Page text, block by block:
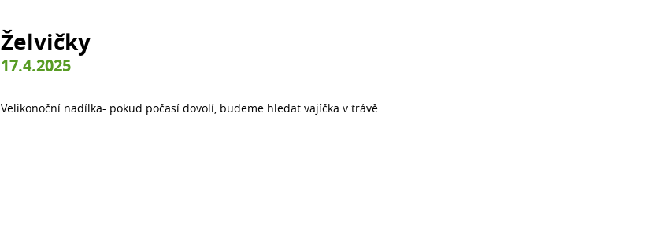
Želvičky
17.4.2025
Velikonoční nadílka- pokud počasí dovolí, budeme hledat vajíčka v trávě